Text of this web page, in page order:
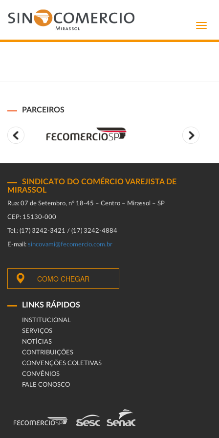
PARCEIROS
SINDICATO DO COMÉRCIO VAREJISTA DE
MIRASSOL
Rua: 07 de Setembro, n° 18-45 – Centro – Mirassol – SP
CEP: 15130-000
Tel.: (17) 3242-3421 / (17) 3242-4884
E-mail: sincovami@fecomercio.com.br
COMO CHEGAR
LINKS RÁPIDOS
INSTITUCIONAL
SERVIÇOS
NOTÍCIAS
CONTRIBUIÇÕES
CONVENÇÕES COLETIVAS
CONVÊNIOS
FALE CONOSCO